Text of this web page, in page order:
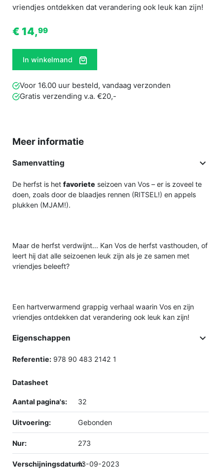
vriendjes ontdekken dat verandering ook leuk kan zijn!
€ 14,99
In winkelmand
Voor 16.00 uur besteld, vandaag verzonden
Gratis verzending v.a. €20,-
Meer informatie
Samenvatting 
De herfst is het favoriete seizoen van Vos – er is zoveel te
doen, zoals door de blaadjes rennen (RITSEL!) en appels
plukken (MJAM!).
Maar de herfst verdwijnt... Kan Vos de herfst vasthouden, of
leert hij dat alle seizoenen leuk zijn als je ze samen met
vriendjes beleeft?
Een hartverwarmend grappig verhaal waarin Vos en zijn
vriendjes ontdekken dat verandering ook leuk kan zijn!
Eigenschappen 
Referentie: 978 90 483 2142 1
Datasheet
Aantal pagina's: 32
Uitvoering: Gebonden
Nur: 273
Verschijningsdatum:13-09-2023